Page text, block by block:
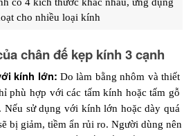
có 4 kích thước khác nhau, ứng dụng
cho nhiều loại kính
chân đế kẹp kính 3 cạnh
kính lớn: Do làm bằng nhôm và thiết
phù hợp với các tấm kính hoặc tấm gỗ
Nếu sử dụng với kính lớn hoặc dày quá
bị giảm, tiềm ẩn rủi ro. Người dùng nên